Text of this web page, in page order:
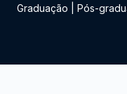
Graduação Pós-